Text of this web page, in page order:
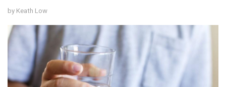
by Keath Low